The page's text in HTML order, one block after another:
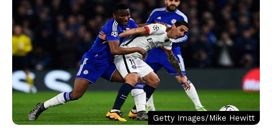
Getty Images/Mike Hewitt